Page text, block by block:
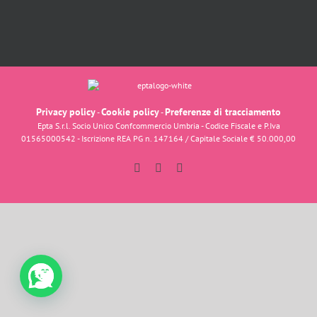
Privacy policy-Cookie policy-Preferenze di tracciamento
Epta S.r.l. Socio Unico Confcommercio Umbria - Codice Fiscale e P.Iva
01565000542 - Iscrizione REA PG n. 147164 / Capitale Sociale € 50.000,00
FacebookInstagram